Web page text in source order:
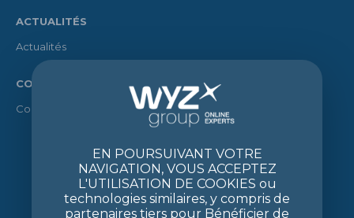
ACTUALITÉS
Actualités
CONTACT
Contact
EN POURSUIVANT VOTRE
NAVIGATION, VOUS ACCEPTEZ
L'UTILISATION DE COOKIES ou
technologies similaires, y compris de
partenaires tiers pour Bénéficier de